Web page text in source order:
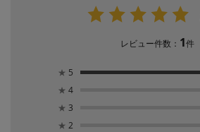
レビュー件数： 1件
★ 5
★ 4
★ 3
★ 2